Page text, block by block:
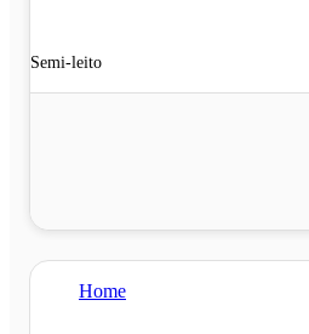
Semi-leito
Home